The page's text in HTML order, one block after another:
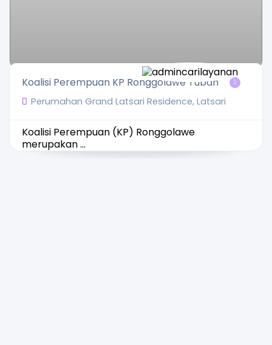
Koalisi Perempuan KP Ronggolawe Tuban
Perumahan Grand Latsari Residence, Latsari
Koalisi Perempuan (KP) Ronggolawe
merupakan ...